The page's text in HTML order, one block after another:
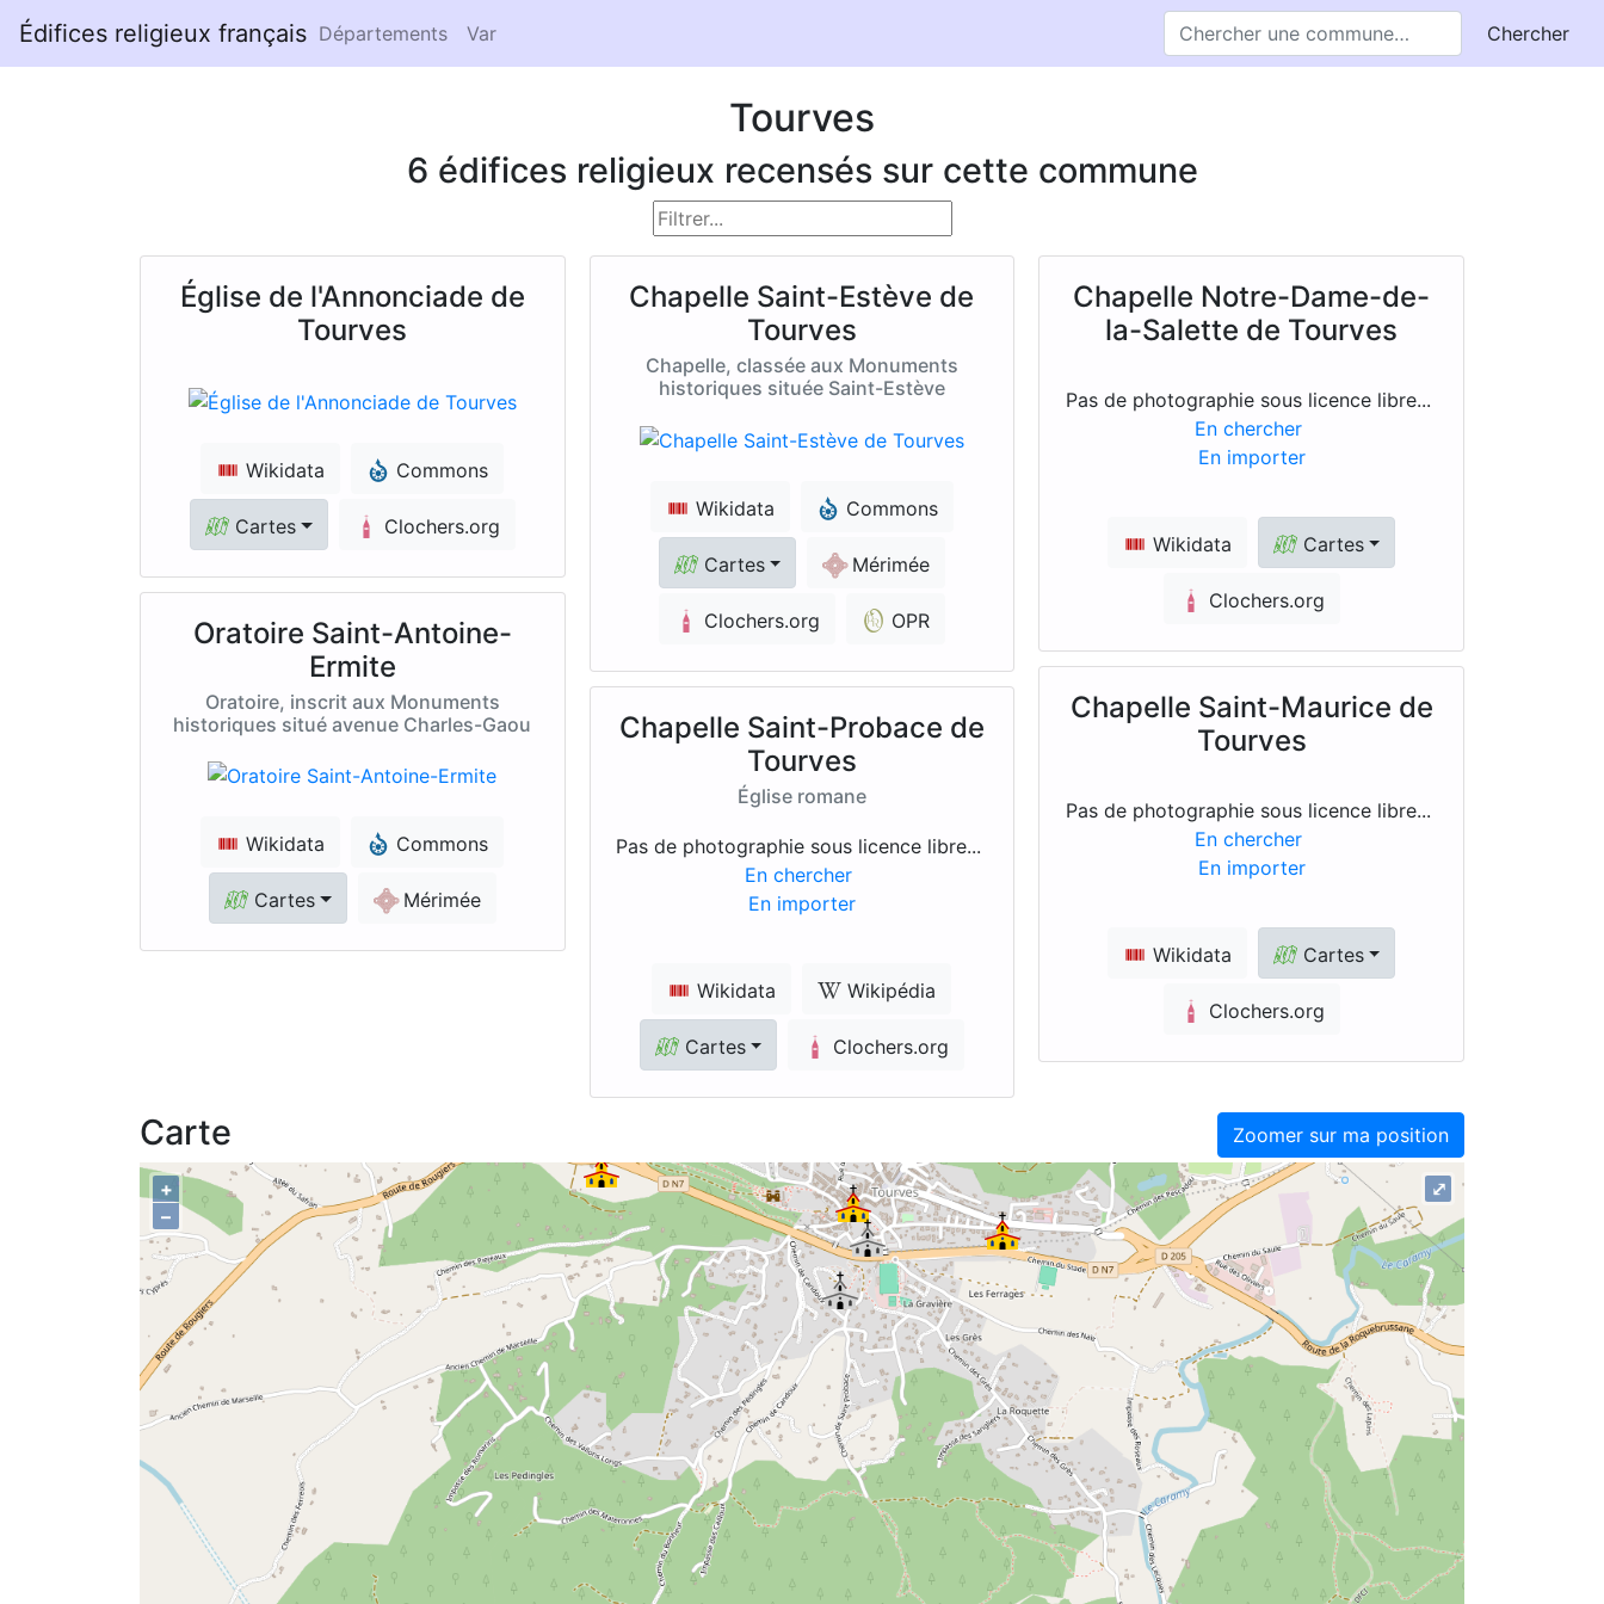
Édifices religieux français Départements Var Chercher
Tourves
6 édifices religieux recensés sur cette commune
Église de l'Annonciade de
Tourves
Wikidata Commons
Cartes Clochers.org
Oratoire Saint-Antoine-
Ermite
Oratoire, inscrit aux Monuments
historiques situé avenue Charles-Gaou
Wikidata Commons
Cartes Mérimée
Chapelle Saint-Estève de
Tourves
Chapelle, classée aux Monuments
historiques située Saint-Estève
Wikidata Commons
Cartes Mérimée
Clochers.org OPR
Chapelle Saint-Probace de
Tourves
Église romane
Pas de photographie sous licence libre...
En chercher
En importer
Wikidata Wikipédia
Cartes Clochers.org
Chapelle Notre-Dame-de-
la-Salette de Tourves
Pas de photographie sous licence libre...
En chercher
En importer
Wikidata Cartes
Clochers.org
Chapelle Saint-Maurice de
Tourves
Pas de photographie sous licence libre...
En chercher
En importer
Wikidata Cartes
Clochers.org
Zoomer sur ma position
Carte
+
–
⤢